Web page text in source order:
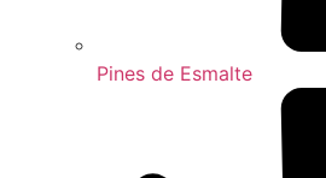
Pines de Esmalte